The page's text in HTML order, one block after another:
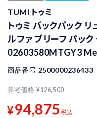
TUMI トゥミ
トゥミ バックパック
ルファ ブリーフ パッ
02603580MTGY3
商品番号 2500000236433
参考価格 ¥126,500
¥94,875 税込